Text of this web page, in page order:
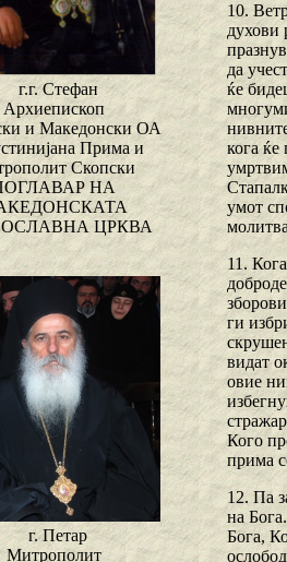
г.г. Стефан
Архиепископ
и Македонски ОА
Прима и
Скопски
НА
ЦРКВА
г. Петар
Митрополит
10.
духови
да
ќе
кога
умот
11.
ги
видат
овие
Кого
прима
12. Па
на
Бога,